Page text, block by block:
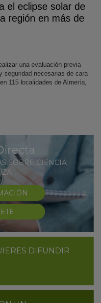
el eclipse solar de
región en más de
una evaluación previa
seguridad necesarias de cara
115 localidades de Almería,
SOBRE CIENCIA
DIFUNDIR